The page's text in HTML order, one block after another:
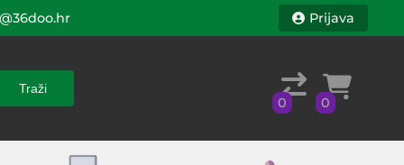
Traži
Prijava
Traži
0 0